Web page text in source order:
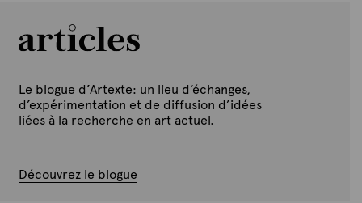
Le blogue d’Artexte: un lieu d’échanges,
d’expérimentation et de diffusion d’idées
liées à la recherche en art actuel.
Découvrez le blogue